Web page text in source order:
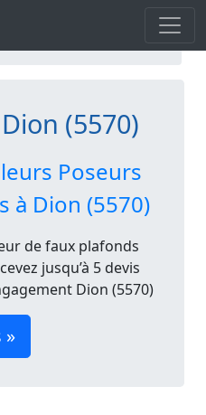
(5570)
Poseurs
à Dion (5570)
de faux plafonds
jusqu’à 5 devis
Dion (5570)
»